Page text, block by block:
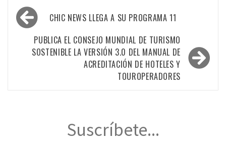
Navegación
de
entradas
CHIC NEWS LLEGA A SU PROGRAMA 11
PUBLICA EL CONSEJO MUNDIAL DE TURISMO
SOSTENIBLE LA VERSIÓN 3.0 DEL MANUAL DE
ACREDITACIÓN DE HOTELES Y
TOUROPERADORES
Suscríbete...